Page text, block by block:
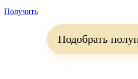
Получить
Подобрать